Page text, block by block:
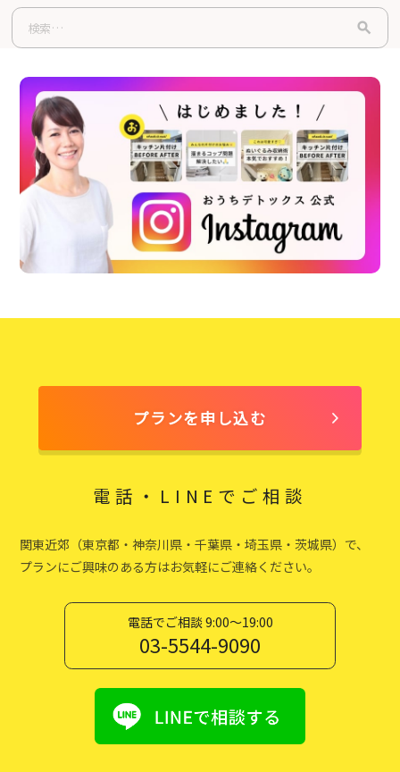
プランを申し込む
電話・LINEでご相談
関東近郊（東京都・神奈川県・千葉県・埼玉県・茨城県）で、
プランにご興味のある方はお気軽にご連絡ください。
電話でご相談 9:00〜19:00
03-5544-9090